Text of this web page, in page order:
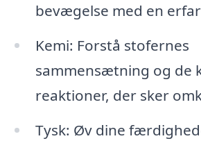
bevægelse med en
Kemi: Forstå stofernes
sammensætning og de
reaktioner, der sker
Tysk: Øv dine